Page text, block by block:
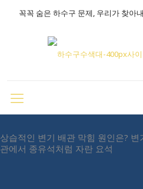
꼭꼭 숨은 하수구 문제, 우리가 찾아
상습적인 변기 배관 막힘 원인은?
관에서 종유석처럼 자란 요석